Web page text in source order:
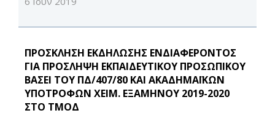
ΠΡΟΣΚΛΗΣΗ ΕΚΔΗΛΩΣΗΣ ΕΝΔΙΑΦΕΡΟΝΤΟΣ
ΓΙΑ ΠΡΟΣΛΗΨΗ ΕΚΠΑΙΔΕΥΤΙΚΟΥ ΠΡΟΣΩΠΙΚΟΥ
ΒΑΣΕΙ ΤΟΥ ΠΔ/407/80 ΚΑΙ ΑΚΑΔΗΜΑΪΚΩΝ
ΥΠΟΤΡΟΦΩΝ ΧΕΙΜ. ΕΞΑΜΗΝΟΥ 2019-2020
ΣΤΟ ΤΜΟΔ